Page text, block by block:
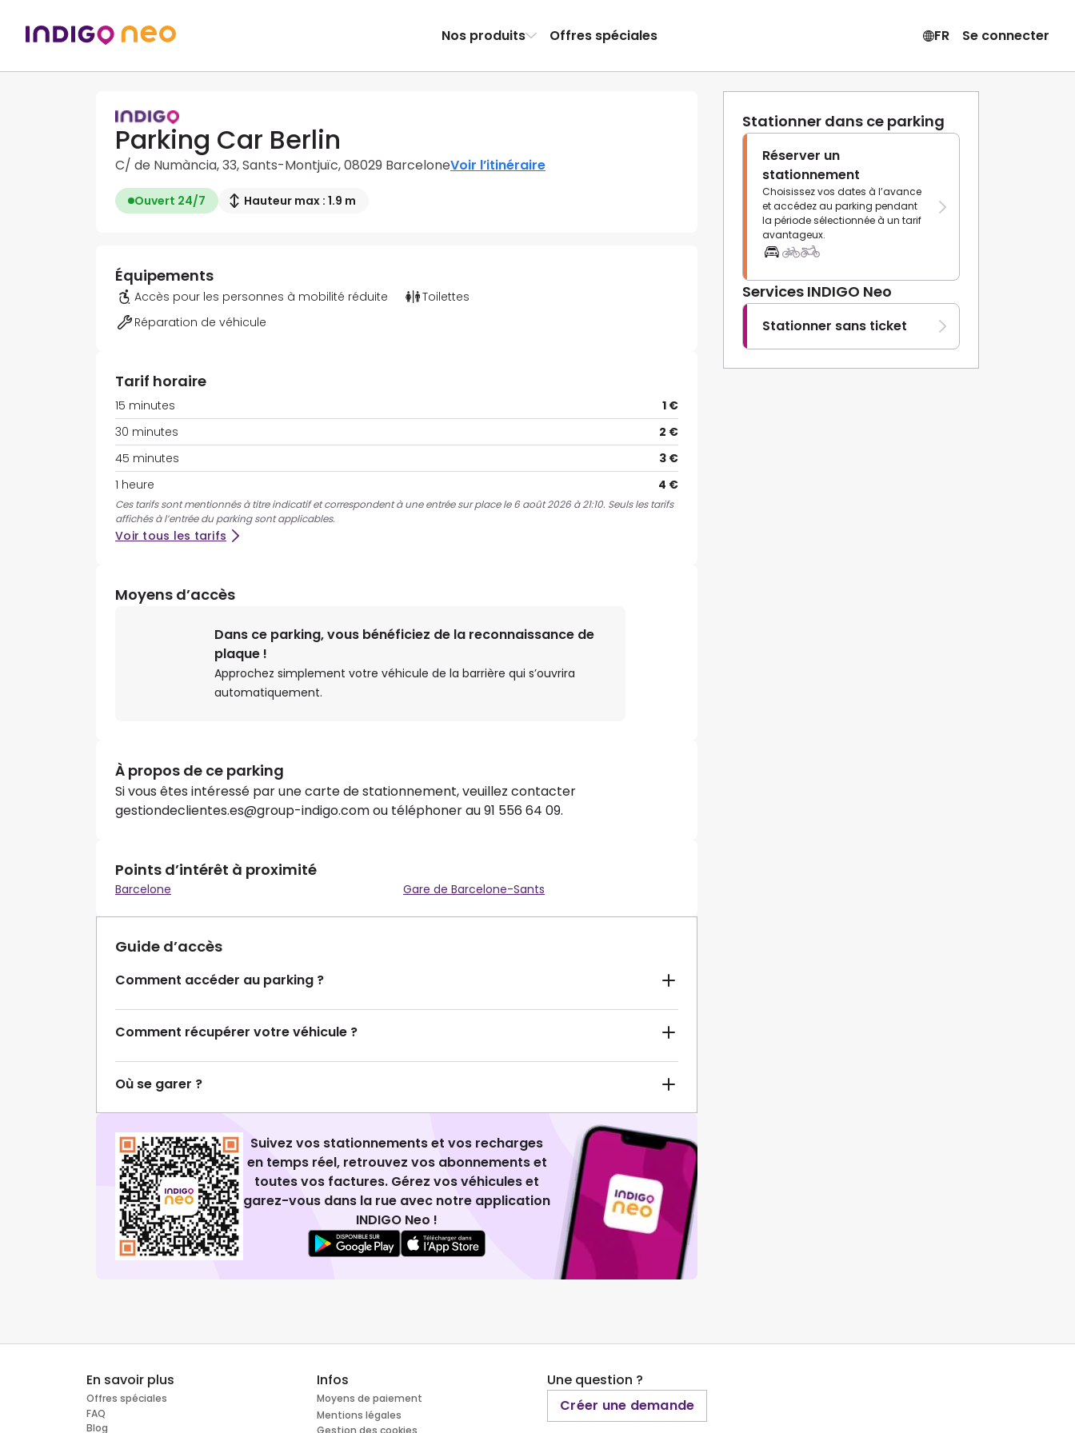
Nos produits Offres spéciales FR Se connecter
Parking Car Berlin
C/ de Numància, 33, Sants-Montjuïc, 08029 BarceloneVoir l’itinéraire
Ouvert 24/7 Hauteur max : 1.9 m
Stationner dans ce parking
Réserver un
stationnement
Choisissez vos dates à l’avance
et accédez au parking pendant
la période sélectionnée à un tarif
avantageux.
Services INDIGO Neo
Stationner sans ticket
Équipements
Accès pour les personnes à mobilité réduite
Toilettes
Réparation de véhicule
Tarif horaire
15 minutes
1 €
30 minutes
2 €
45 minutes
3 €
1 heure
4 €
Ces tarifs sont mentionnés à titre indicatif et correspondent à une entrée sur place le 6 août 2026 à 21:10. Seuls les tarifs
affichés à l’entrée du parking sont applicables.
Voir tous les tarifs
Moyens d’accès
Dans ce parking, vous bénéficiez de la reconnaissance de
plaque !
Approchez simplement votre véhicule de la barrière qui s’ouvrira
automatiquement.
À propos de ce parking
Si vous êtes intéressé par une carte de stationnement, veuillez contacter
gestiondeclientes.es@group-indigo.com ou téléphoner au 91 556 64 09.
Points d’intérêt à proximité
Barcelone Gare de Barcelone-Sants
Guide d’accès
Comment accéder au parking ?
Comment récupérer votre véhicule ?
Où se garer ?
Suivez vos stationnements et vos recharges
en temps réel, retrouvez vos abonnements et
toutes vos factures. Gérez vos véhicules et
garez-vous dans la rue avec notre application
INDIGO Neo !
En savoir plus
Offres spéciales
FAQ
Blog
Infos
Moyens de paiement
Mentions légales
Une question ?
Créer une demande